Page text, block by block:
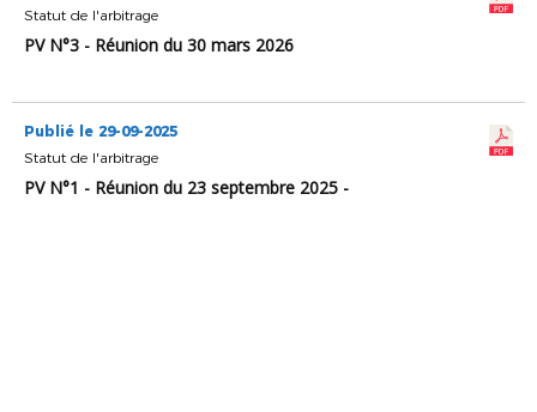
Statut de l'arbitrage
PV N°3 - Réunion du 30 mars 2026
Publié le 29-09-2025
Statut de l'arbitrage
PV N°1 - Réunion du 23 septembre 2025 -